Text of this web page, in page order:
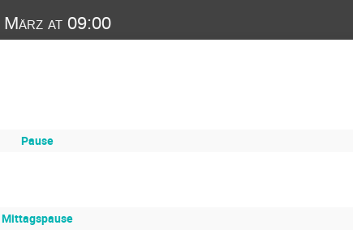
at 09:00
Pause
Mittagspause